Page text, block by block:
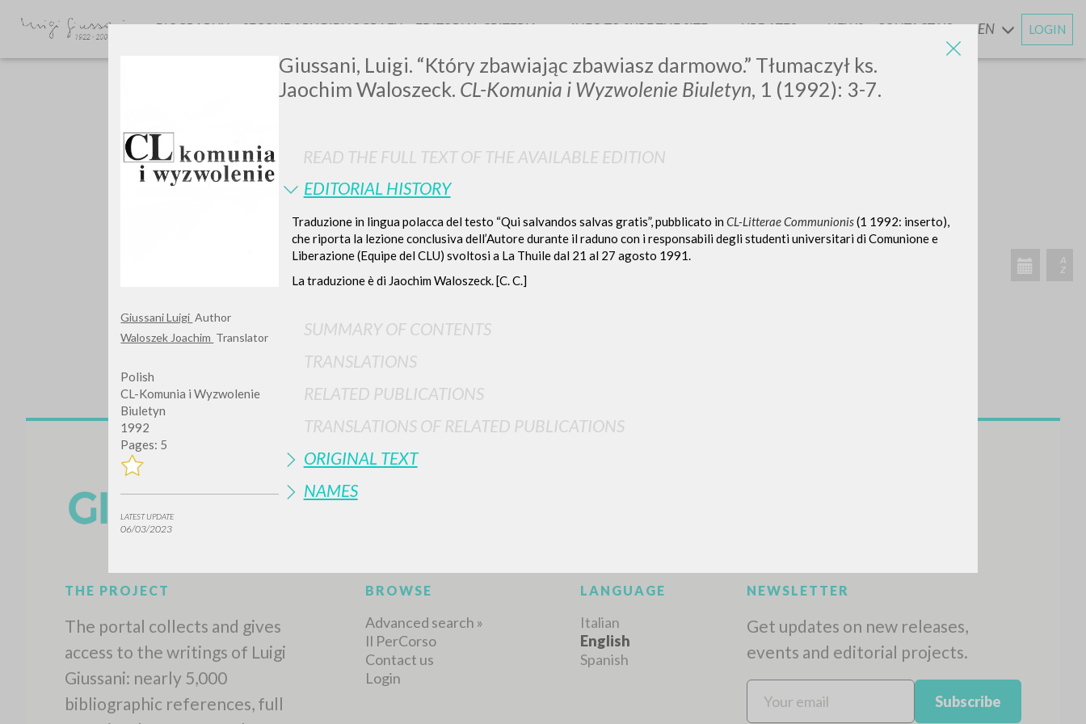
Giussani Luigi Author
Waloszek Joachim Translator
Polish
CL-Komunia i Wyzwolenie
Biuletyn
1992
Pages: 5
LATEST UPDATE
06/03/2023
Giussani, Luigi. “Który zbawiając zbawiasz darmowo.” Tłumaczył ks.
Jaochim Waloszeck. CL-Komunia i Wyzwolenie Biuletyn, 1 (1992): 3-7.
READ THE FULL TEXT OF THE AVAILABLE EDITION
EDITORIAL HISTORY
Traduzione in lingua polacca del testo “Qui salvandos salvas gratis”, pubblicato in CL-Litterae Communionis(1 1992: inserto),
che riporta la lezione conclusiva dell’Autore durante il raduno con i responsabili degli studenti universitari di Comunione e
Liberazione (Equipe del CLU) svoltosi a La Thuile dal 21 al 27 agosto 1991.
La traduzione è di Jaochim Waloszeck. [C. C.]
SUMMARY OF CONTENTS
TRANSLATIONS
RELATED PUBLICATIONS
TRANSLATIONS OF RELATED PUBLICATIONS
ORIGINAL TEXT
NAMES
LUIGI
GIUSSANI
scritti
BIOGRAPHY SECONDARY BIBLIOGRAFY EDITORIAL CRITERIA INFO TO SURF THE SITE UPDATESANDNEWS CONTACT US EN LOGIN
TYPE OF WORK LANGUAGE RECENT ACTIVITIES